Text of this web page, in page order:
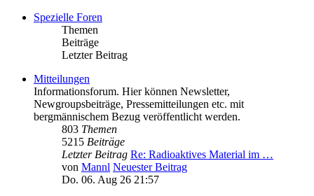
Spezielle Foren
Themen
Beiträge
Letzter Beitrag
Mitteilungen
Informationsforum. Hier können Newsletter,
Newgroupsbeiträge, Pressemitteilungen etc. mit
bergmännischem Bezug veröffentlicht werden.
803 Themen
5215 Beiträge
Letzter Beitrag Re: Radioaktives Material im …
von Mannl Neuester Beitrag
Do. 06. Aug 26 21:57